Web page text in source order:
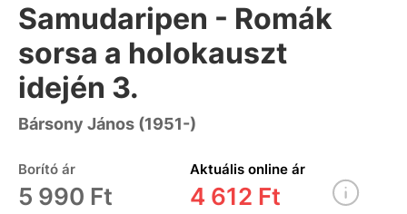
Samudaripen - Romák
sorsa a holokauszt
idején 3.
Bársony János (1951-)
Borító ár
5 990 Ft
Aktuális online ár
4 612 Ft